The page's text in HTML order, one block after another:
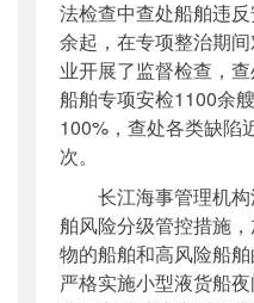
法检查中查处船舶违
余起，在专项整治期
业开展了监督检查，
船舶专项安检1100余
100%，查处各类缺陷
次。
长江海事管理机
舶风险分级管控措施
物的船舶和高风险船
严格实施小型液货船